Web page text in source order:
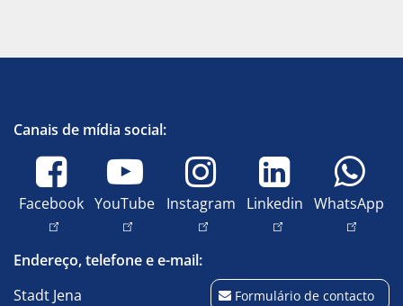
Canais de mídia social:
Facebook YouTube Instagram Linkedin WhatsApp
Endereço, telefone e e-mail:
Stadt Jena
Formulário de contacto